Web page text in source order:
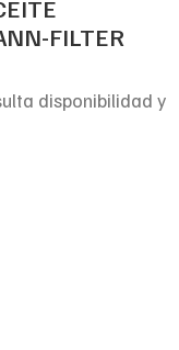
FILTER
disponibilidad y